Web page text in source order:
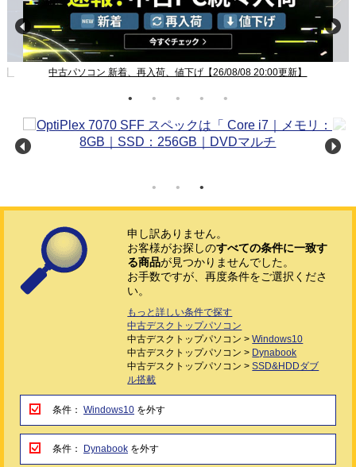
中古パソコン 新着、再入荷、値下げ【26/08/08 20:00更新】
申し訳ありません。
お客様がお探しのすべての条件に一致す
る商品が見つかりませんでした。
お手数ですが、再度条件をご選択くださ
い。
もっと詳しい条件で探す
中古デスクトップパソコン
中古デスクトップパソコン >Windows10
中古デスクトップパソコン > Dynabook
中古デスクトップパソコン >SSD&HDDダブ
ル搭載
条件： Windows10 を外す
条件： Dynabook を外す